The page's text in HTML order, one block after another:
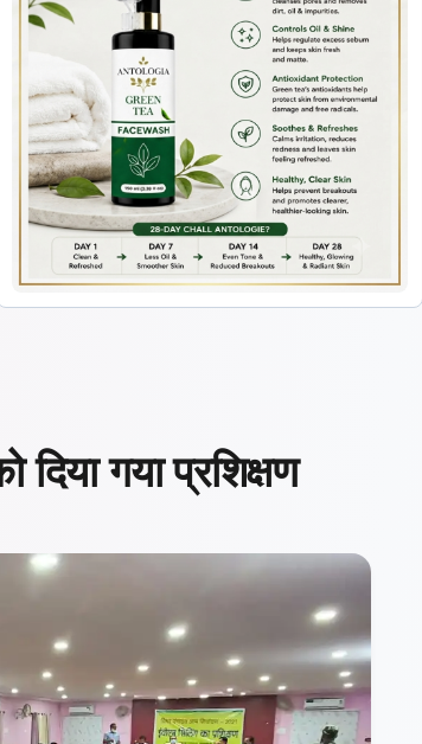
दिया गया प्रशिक्षण